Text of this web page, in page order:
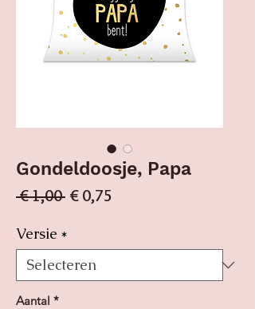
Gondeldoosje, Papa
€ 1,00 Normale prijs
€ 0,75
Versie *
Aantal *